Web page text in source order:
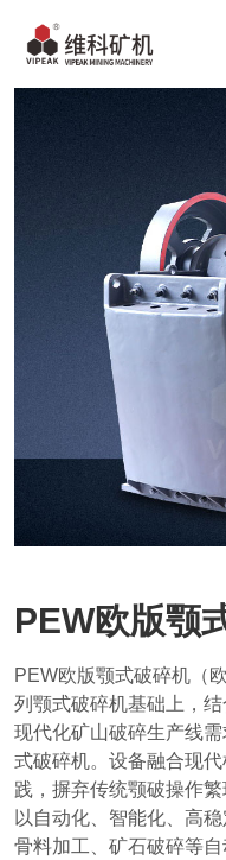
PEW欧版颚
PEW欧版颚式破碎机（
列颚式破碎机基础上，
现代化矿山破碎生产线
式破碎机。设备融合现
践，摒弃传统颚破操作
以自动化、智能化、高
骨料加工、矿石破碎等